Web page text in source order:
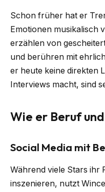
Schon früher hat er
Emotionen musikalisch
erzählen von
und berühren mit
er heute keine direkten
Interviews macht, sind
Wie er Beruf
Social Media mit
Während viele Stars ihr
inszenieren, nutzt